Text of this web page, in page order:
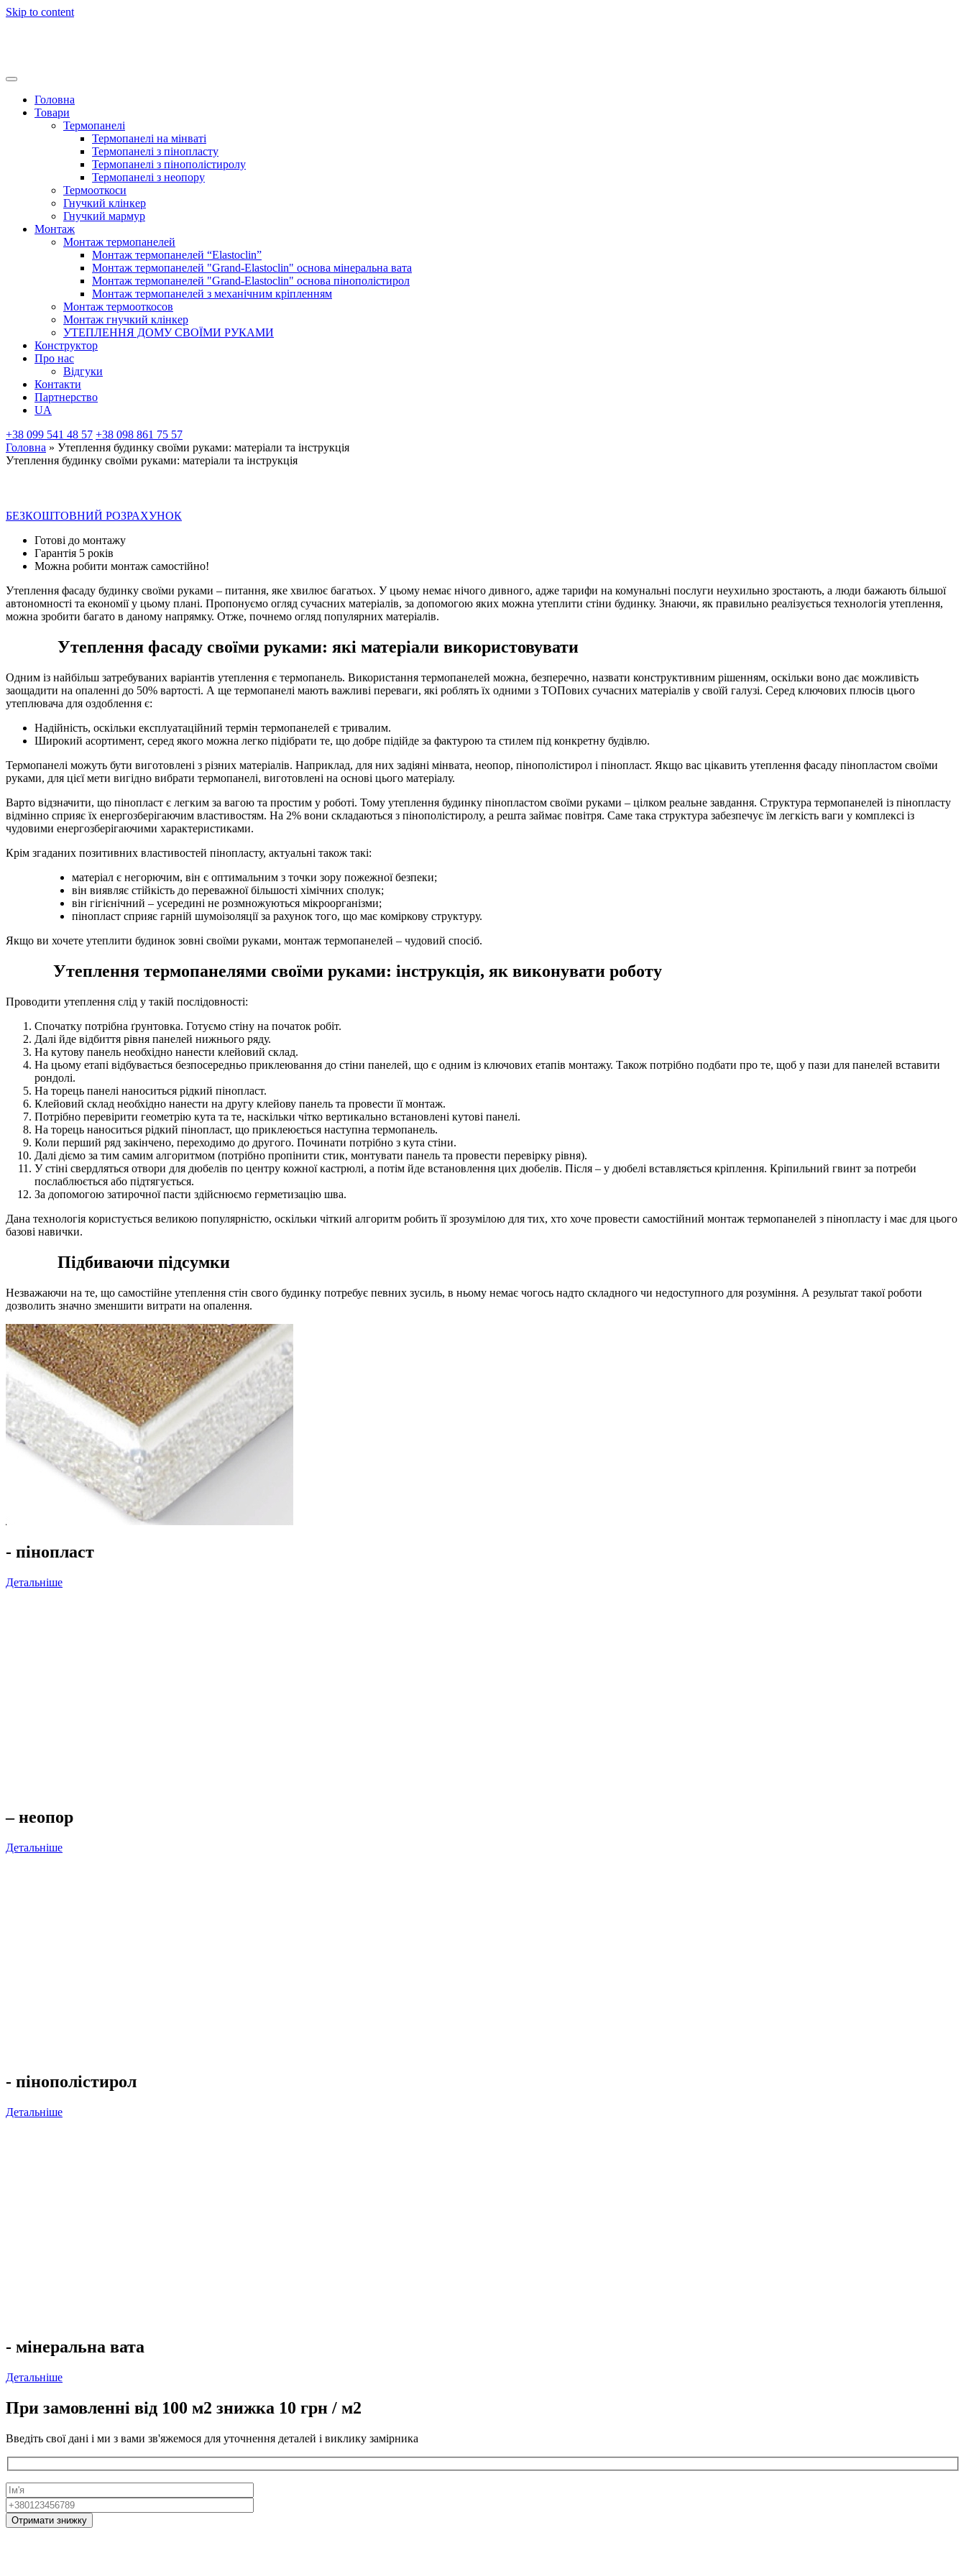
Skip to content
Головна
Товари
Термопанелі
Термопанелі на мінваті
Термопанелі з пінопласту
Термопанелі з пінополістиролу
Термопанелі з неопору
Термооткоси
Гнучкий клінкер
Гнучкий мармур
Монтаж
Монтаж термопанелей
Монтаж термопанелей “Elastoclin”
Монтаж термопанелей "Grand-Elastoclin" основа мінеральна вата
Монтаж термопанелей "Grand-Elastoclin" основа пінополістирол
Монтаж термопанелей з механічним кріпленням
Монтаж термооткосов
Монтаж гнучкий клінкер
УТЕПЛЕННЯ ДОМУ СВОЇМИ РУКАМИ
Конструктор
Про нас
Відгуки
Контакти
Партнерство
UA
+38 099 541 48 57 +38 098 861 75 57
Головна » Утеплення будинку своїми руками: матеріали та інструкція
Утеплення будинку своїми руками: матеріали та інструкція
БЕЗКОШТОВНИЙ РОЗРАХУНОК
Готові до монтажу
Гарантія 5 років
Можна робити монтаж самостійно!
Утеплення фасаду будинку своїми руками – питання, яке хвилює багатьох. У цьому немає нічого дивного, адже тарифи на комунальні послуги неухильно зростають, а люди бажають більшої
автономності та економії у цьому плані. Пропонуємо огляд сучасних матеріалів, за допомогою яких можна утеплити стіни будинку. Знаючи, як правильно реалізується технологія утеплення,
можна зробити багато в даному напрямку. Отже, почнемо огляд популярних матеріалів.
Утеплення фасаду своїми руками: які матеріали використовувати
Одним із найбільш затребуваних варіантів утеплення є термопанель. Використання термопанелей можна, безперечно, назвати конструктивним рішенням, оскільки воно дає можливість
заощадити на опаленні до 50% вартості. А ще термопанелі мають важливі переваги, які роблять їх одними з ТОПових сучасних матеріалів у своїй галузі. Серед ключових плюсів цього
утеплювача для оздоблення є:
Надійність, оскільки експлуатаційний термін термопанелей є тривалим.
Широкий асортимент, серед якого можна легко підібрати те, що добре підійде за фактурою та стилем під конкретну будівлю.
Термопанелі можуть бути виготовлені з різних матеріалів. Наприклад, для них задіяні мінвата, неопор, пінополістирол і пінопласт. Якщо вас цікавить утеплення фасаду пінопластом своїми
руками, для цієї мети вигідно вибрати термопанелі, виготовлені на основі цього матеріалу.
Варто відзначити, що пінопласт є легким за вагою та простим у роботі. Тому утеплення будинку пінопластом своїми руками – цілком реальне завдання. Структура термопанелей із пінопласту
відмінно сприяє їх енергозберігаючим властивостям. На 2% вони складаються з пінополістиролу, а решта займає повітря. Саме така структура забезпечує їм легкість ваги у комплексі із
чудовими енергозберігаючими характеристиками.
Крім згаданих позитивних властивостей пінопласту, актуальні також такі:
матеріал є негорючим, він є оптимальним з точки зору пожежної безпеки;
він виявляє стійкість до переважної більшості хімічних сполук;
він гігієнічний – усередині не розмножуються мікроорганізми;
пінопласт сприяє гарній шумоізоляції за рахунок того, що має коміркову структуру.
Якщо ви хочете утеплити будинок зовні своїми руками, монтаж термопанелей – чудовий спосіб.
Утеплення термопанелями своїми руками: інструкція, як виконувати роботу
Проводити утеплення слід у такій послідовності:
Спочатку потрібна ґрунтовка. Готуємо стіну на початок робіт.
Далі йде відбиття рівня панелей нижнього ряду.
На кутову панель необхідно нанести клейовий склад.
На цьому етапі відбувається безпосередньо приклеювання до стіни панелей, що є одним із ключових етапів монтажу. Також потрібно подбати про те, щоб у пази для панелей вставити
рондолі.
На торець панелі наноситься рідкий пінопласт.
Клейовий склад необхідно нанести на другу клейову панель та провести її монтаж.
Потрібно перевірити геометрію кута та те, наскільки чітко вертикально встановлені кутові панелі.
На торець наноситься рідкий пінопласт, що приклеюється наступна термопанель.
Коли перший ряд закінчено, переходимо до другого. Починати потрібно з кута стіни.
Далі діємо за тим самим алгоритмом (потрібно пропінити стик, монтувати панель та провести перевірку рівня).
У стіні свердляться отвори для дюбелів по центру кожної кастрюлі, а потім йде встановлення цих дюбелів. Після – у дюбелі вставляється кріплення. Кріпильний гвинт за потреби
послаблюється або підтягується.
За допомогою затирочної пасти здійснюємо герметизацію шва.
Дана технологія користується великою популярністю, оскільки чіткий алгоритм робить її зрозумілою для тих, хто хоче провести самостійний монтаж термопанелей з пінопласту і має для цього
базові навички.
Підбиваючи підсумки
Незважаючи на те, що самостійне утеплення стін свого будинку потребує певних зусиль, в ньому немає чогось надто складного чи недоступного для розуміння. А результат такої роботи
дозволить значно зменшити витрати на опалення.
- пінопласт
Детальніше
– неопор
Детальніше
- пінополістирол
Детальніше
- мінеральна вата
Детальніше
При замовленні від 100 м2 знижка 10 грн / м2
Введіть свої дані і ми з вами зв'яжемося для уточнення деталей і виклику замірника